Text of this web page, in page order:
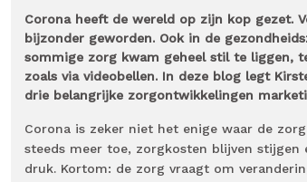
Corona heeft de wereld op zijn kop gezet.
bijzonder geworden. Ook in de
sommige zorg kwam geheel stil te liggen,
zoals via videobellen. In deze blog legt
drie belangrijke zorgontwikkelingen
Corona is zeker niet het enige waar de
steeds meer toe, zorgkosten blijven
druk. Kortom: de zorg vraagt om